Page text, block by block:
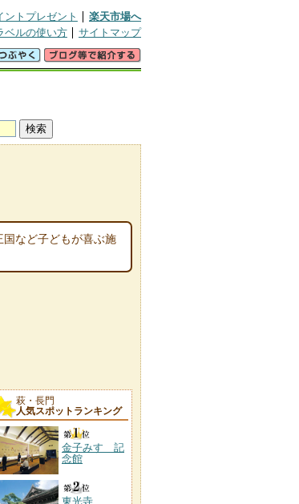
ントプレゼント
楽天市場へ
ベルの使い方 サイトマップ
など子どもが喜ぶ施
萩・長門
人気スポットランキング
金子みすゞ記
念館
東光寺